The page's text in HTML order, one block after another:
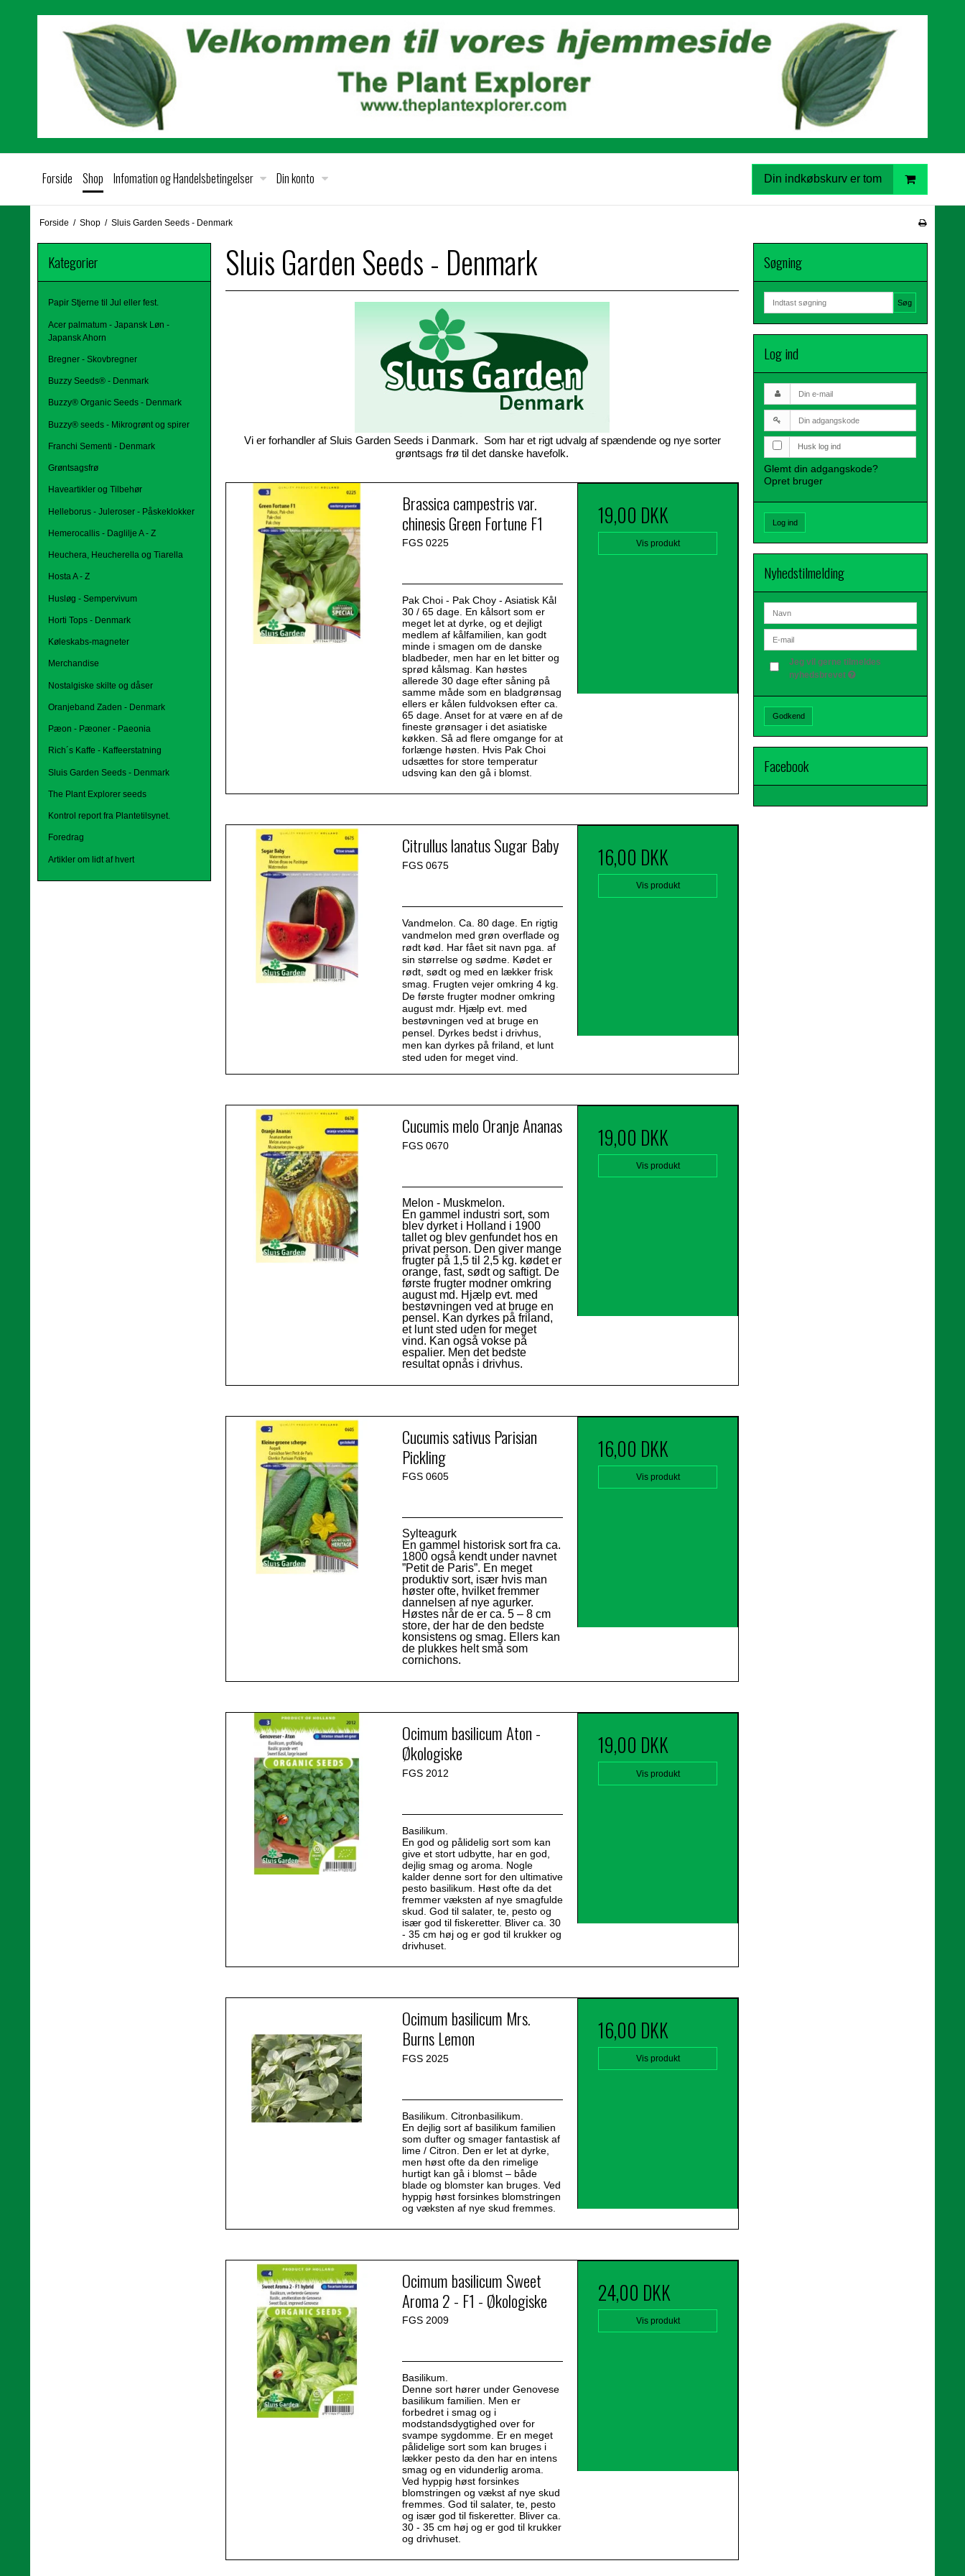
Forside Shop Infomation og Handelsbetingelser Din konto Din indkøbskurv er tom
Forside / Shop / Sluis Garden Seeds - Denmark
Kategorier
Papir Stjerne til Jul eller fest.
Acer palmatum - Japansk Løn -
Japansk Ahorn
Bregner - Skovbregner
Buzzy Seeds® - Denmark
Buzzy® Organic Seeds - Denmark
Buzzy® seeds - Mikrogrønt og spirer
Franchi Sementi - Denmark
Grøntsagsfrø
Haveartikler og Tilbehør
Helleborus - Juleroser - Påskeklokker
Hemerocallis - Daglilje A - Z
Heuchera, Heucherella og Tiarella
Hosta A - Z
Husløg - Sempervivum
Horti Tops - Denmark
Køleskabs-magneter
Merchandise
Nostalgiske skilte og dåser
Oranjeband Zaden - Denmark
Pæon - Pæoner - Paeonia
Rich´s Kaffe - Kaffeerstatning
Sluis Garden Seeds - Denmark
The Plant Explorer seeds
Kontrol report fra Plantetilsynet.
Foredrag
Artikler om lidt af hvert
Sluis Garden Seeds - Denmark
Vi er forhandler af Sluis Garden Seeds i Danmark. Som har et rigt udvalg af spændende og nye sorter
grøntsags frø til det danske havefolk.
Brassica campestris var.
chinesis Green Fortune F1
FGS 0225
Pak Choi - Pak Choy - Asiatisk Kål
30 / 65 dage. En kålsort som er
meget let at dyrke, og et dejligt
medlem af kålfamilien, kan godt
minde i smagen om de danske
bladbeder, men har en let bitter og
sprød kålsmag. Kan høstes
allerede 30 dage efter såning på
samme måde som en bladgrønsag
ellers er kålen fuldvoksen efter ca.
65 dage. Anset for at være en af de
fineste grønsager i det asiatiske
køkken. Så ad flere omgange for at
forlænge høsten. Hvis Pak Choi
udsættes for store temperatur
udsving kan den gå i blomst.
19,00 DKK
Vis produkt
Citrullus lanatus Sugar Baby
FGS 0675
Vandmelon. Ca. 80 dage. En rigtig
vandmelon med grøn overflade og
rødt kød. Har fået sit navn pga. af
sin størrelse og sødme. Kødet er
rødt, sødt og med en lækker frisk
smag. Frugten vejer omkring 4 kg.
De første frugter modner omkring
august mdr. Hjælp evt. med
bestøvningen ved at bruge en
pensel. Dyrkes bedst i drivhus,
men kan dyrkes på friland, et lunt
sted uden for meget vind.
16,00 DKK
Vis produkt
Cucumis melo Oranje Ananas
FGS 0670
Melon - Muskmelon.
En gammel industri sort, som
blev dyrket i Holland i 1900
tallet og blev genfundet hos en
privat person. Den giver mange
frugter på 1,5 til 2,5 kg. kødet er
orange, fast, sødt og saftigt. De
første frugter modner omkring
august md. Hjælp evt. med
bestøvningen ved at bruge en
pensel. Kan dyrkes på friland,
et lunt sted uden for meget
vind. Kan også vokse på
espalier. Men det bedste
resultat opnås i drivhus.
19,00 DKK
Vis produkt
Cucumis sativus Parisian
Pickling
FGS 0605
Sylteagurk
En gammel historisk sort fra ca.
1800 også kendt under navnet
”Petit de Paris”. En meget
produktiv sort, især hvis man
høster ofte, hvilket fremmer
dannelsen af nye agurker.
Høstes når de er ca. 5 – 8 cm
store, der har de den bedste
konsistens og smag. Ellers kan
de plukkes helt små som
cornichons.
16,00 DKK
Vis produkt
Ocimum basilicum Aton -
Økologiske
FGS 2012
Basilikum.
En god og pålidelig sort som kan
give et stort udbytte, har en god,
dejlig smag og aroma. Nogle
kalder denne sort for den ultimative
pesto basilikum. Høst ofte da det
fremmer væksten af nye smagfulde
skud. God til salater, te, pesto og
især god til fiskeretter. Bliver ca. 30
- 35 cm høj og er god til krukker og
drivhuset.
19,00 DKK
Vis produkt
Ocimum basilicum Mrs.
Burns Lemon
FGS 2025
Basilikum. Citronbasilikum.
En dejlig sort af basilikum familien
som dufter og smager fantastisk af
lime / Citron. Den er let at dyrke,
men høst ofte da den rimelige
hurtigt kan gå i blomst – både
blade og blomster kan bruges. Ved
hyppig høst forsinkes blomstringen
og væksten af nye skud fremmes.
16,00 DKK
Vis produkt
Ocimum basilicum Sweet
Aroma 2 - F1 - Økologiske
FGS 2009
Basilikum.
Denne sort hører under Genovese
basilikum familien. Men er
forbedret i smag og i
modstandsdygtighed over for
svampe sygdomme. Er en meget
pålidelige sort som kan bruges i
lækker pesto da den har en intens
smag og en vidunderlig aroma.
Ved hyppig høst forsinkes
blomstringen og vækst af nye skud
fremmes. God til salater, te, pesto
og især god til fiskeretter. Bliver ca.
30 - 35 cm høj og er god til krukker
og drivhuset.
24,00 DKK
Vis produkt
Søgning
Søg
Log ind
Husk log ind
Glemt din adgangskode?
Opret bruger
Log ind
Nyhedstilmelding
Jeg vil gerne tilmeldes
nyhedsbrevet
Godkend
Facebook